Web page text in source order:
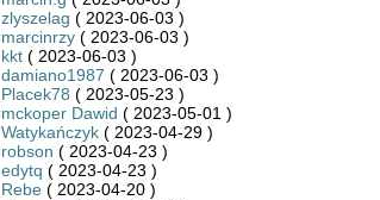
zlyszelag ( 2023-06-03 )
marcinrzy( 2023-06-03 )
kkt( 2023-06-03 )
damiano1987 ( 2023-06-03 )
Placek78 ( 2023-05-23 )
mckoper Dawid ( 2023-05-01 )
Watykańczyk( 2023-04-29 )
robson ( 2023-04-23 )
edytq ( 2023-04-23 )
Rebe( 2023-04-20 )